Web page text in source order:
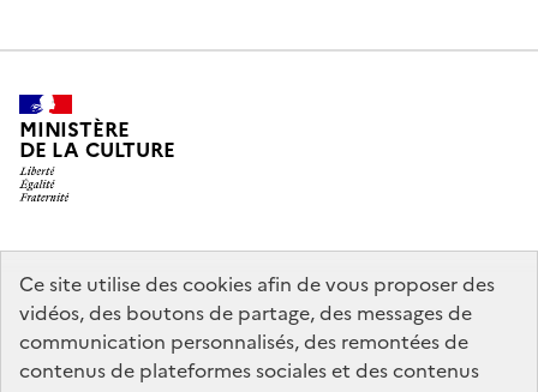
Ce site utilise des cookies afin de vous proposer des
vidéos, des boutons de partage, des messages de
communication personnalisés, des remontées de
contenus de plateformes sociales et des contenus
MINISTÈRE
DE LA CULTURE
legifrance.gouv.fr
info.gouv.fr
service-public.gouv.fr
data.gouv.fr